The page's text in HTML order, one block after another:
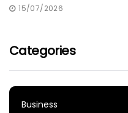
15/07/2026
Categories
Business